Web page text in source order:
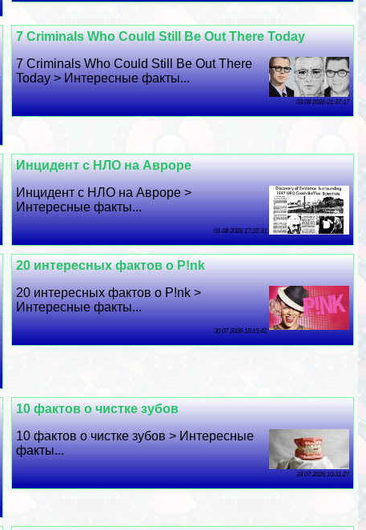
7 Criminals Who Could Still Be Out There Today
7 Criminals Who Could Still Be Out There
Today > Интересные факты...
03 08 2026 21:37:17
Инцидент с НЛО на Авроре
Инцидент с НЛО на Авроре >
Интересные факты...
01 08 2026 17:22:31
20 интересных фактов о P!nk
20 интересных фактов о P!nk >
Интересные факты...
30 07 2026 18:15:42
10 фактов о чистке зубов
10 фактов о чистке зубов > Интересные
факты...
28 07 2026 10:31:27